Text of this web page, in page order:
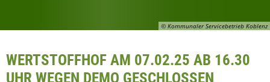
© Kommunaler Servicebetrieb Koblenz
WERTSTOFFHOF AM 07.02.25 AB 16.30
UHR WEGEN DEMO GESCHLOSSEN